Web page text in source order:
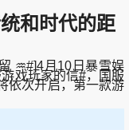
和时代的距
月10日暴雪娱
戏玩家的信#，国服
依次开启，第一款游